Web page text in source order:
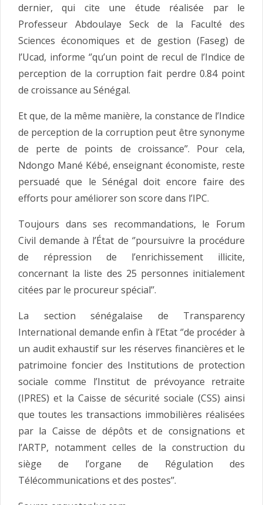
dernier, qui cite une étude réalisée par le
Professeur Abdoulaye Seck de la Faculté des
Sciences économiques et de gestion (Faseg) de
l’Ucad, informe ‘’qu’un point de recul de l’Indice de
perception de la corruption fait perdre 0.84 point
de croissance au Sénégal.
Et que, de la même manière, la constance de l’Indice
de perception de la corruption peut être synonyme
de perte de points de croissance’’. Pour cela,
Ndongo Mané Kébé, enseignant économiste, reste
persuadé que le Sénégal doit encore faire des
efforts pour améliorer son score dans l’IPC.
Toujours dans ses recommandations, le Forum
Civil demande à l’État de ‘’poursuivre la procédure
de répression de l’enrichissement illicite,
concernant la liste des 25 personnes initialement
citées par le procureur spécial’’.
La section sénégalaise de Transparency
International demande enfin à l’Etat ‘’de procéder à
un audit exhaustif sur les réserves financières et le
patrimoine foncier des Institutions de protection
sociale comme l’Institut de prévoyance retraite
(IPRES) et la Caisse de sécurité sociale (CSS) ainsi
que toutes les transactions immobilières réalisées
par la Caisse de dépôts et de consignations et
l’ARTP, notamment celles de la construction du
siège de l’organe de Régulation des
Télécommunications et des postes’’.